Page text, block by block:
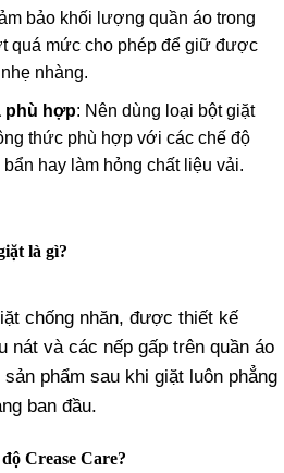
bảo khối lượng quần áo trong
quá mức cho phép để giữ được
nhàng.
phù hợp: Nên dùng loại bột giặt
thức phù hợp với các chế độ
hay làm hỏng chất liệu vải.
là gì?
chống nhăn, được thiết kế
nát và các nếp gấp trên quần áo
phẩm sau khi giặt luôn phẳng
ban đầu.
Crease Care?